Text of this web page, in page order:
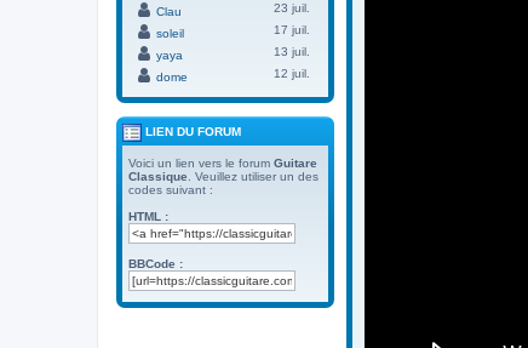
Clau
23 juil.
soleil
17 juil.
yaya
13 juil.
dome
12 juil.
LIEN DU FORUM
Voici un lien vers le forum Guitare
Classique . Veuillez utiliser un des
codes suivant :
HTML :
BBCode :